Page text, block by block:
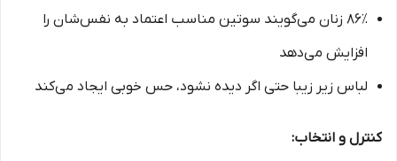
۸۶٪ زنان می‌گویند سوتین مناسب اعتماد به نفس‌شان را
افزایش می‌دهد
لباس زیر زیبا حتی اگر دیده نشود، حس خوبی ایجاد می‌کند
کنترل و انتخاب: